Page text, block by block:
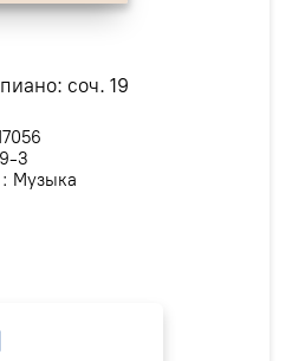
соч. 19
3
Музыка